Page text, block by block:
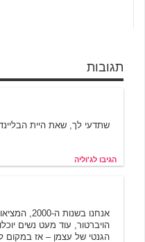
תגובות
שתדעי לך, שאת היית
הגיבו לג'וליה
אנחנו
הויברטור, עוד מעט נשים
הגנטי של עצמן – אז במקום